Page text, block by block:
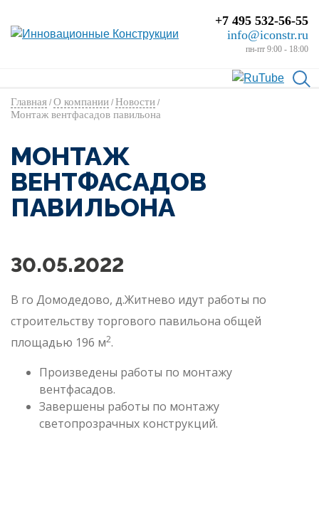
+7 495 532-56-55
info@iconstr.ru
пн-пт 9:00 - 18:00
Главная / О компании / Новости /
Монтаж вентфасадов павильона
МОНТАЖ
ВЕНТФАСАДОВ
ПАВИЛЬОНА
30.05.2022
В го Домодедово, д.Житнево идут работы по
строительству торгового павильона общей
площадью 196 м2.
Произведены работы по монтажу
вентфасадов.
Завершены работы по монтажу
светопрозрачных конструкций.